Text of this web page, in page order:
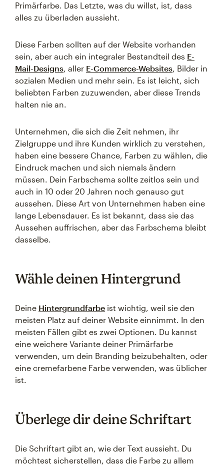
Primärfarbe. Das Letzte, was du willst, ist, dass
alles zu überladen aussieht.
Diese Farben sollten auf der Website vorhanden
sein, aber auch ein integraler Bestandteil des E-
Mail-Designs, aller E-Commerce-Websites, Bilder in
sozialen Medien und mehr sein. Es ist leicht, sich
beliebten Farben zuzuwenden, aber diese Trends
halten nie an.
Unternehmen, die sich die Zeit nehmen, ihr
Zielgruppe und ihre Kunden wirklich zu verstehen,
haben eine bessere Chance, Farben zu wählen, die
Eindruck machen und sich niemals ändern
müssen. Dein Farbschema sollte zeitlos sein und
auch in 10 oder 20 Jahren noch genauso gut
aussehen. Diese Art von Unternehmen haben eine
lange Lebensdauer. Es ist bekannt, dass sie das
Aussehen auffrischen, aber das Farbschema bleibt
dasselbe.
Wähle deinen Hintergrund
Deine Hintergrundfarbe ist wichtig, weil sie den
meisten Platz auf deiner Website einnimmt. In den
meisten Fällen gibt es zwei Optionen. Du kannst
eine weichere Variante deiner Primärfarbe
verwenden, um dein Branding beizubehalten, oder
eine cremefarbene Farbe verwenden, was üblicher
ist.
Überlege dir deine Schriftart
Die Schriftart gibt an, wie der Text aussieht. Du
möchtest sicherstellen, dass die Farbe zu allem